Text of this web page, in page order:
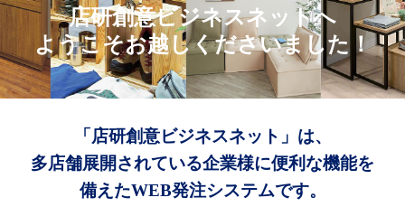
店研創意ビジネスネットへ
ようこそお越しくださいました！
「店研創意ビジネスネット」は、
多店舗展開されている企業様に便利な機能を
備えたWEB発注システムです。